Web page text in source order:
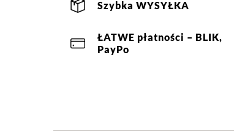
Szybka WYSYŁKA
ŁATWE płatności – BLIK,
PayPo